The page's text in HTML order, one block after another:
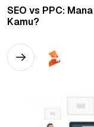
SEO vs PPC:
Kamu?